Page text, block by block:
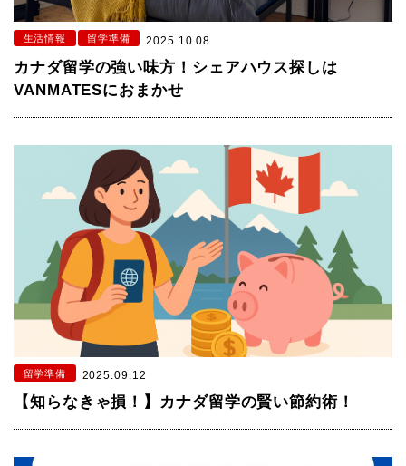
生活情報 留学準備 2025.10.08
カナダ留学の強い味方！シェアハウス探しは
VANMATESにおまかせ
留学準備 2025.09.12
【知らなきゃ損！】カナダ留学の賢い節約術！